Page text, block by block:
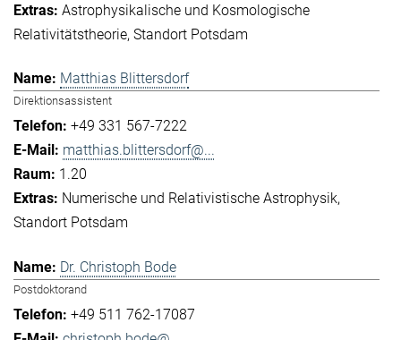
Astrophysikalische und Kosmologische
Relativitätstheorie Standort Potsdam
Matthias Blittersdorf
Direktionsassistent
+49 331 567-7222
matthias.blittersdorf@...
1.20
Numerische und Relativistische Astrophysik
Standort Potsdam
Dr. Christoph Bode
Postdoktorand
+49 511 762-17087